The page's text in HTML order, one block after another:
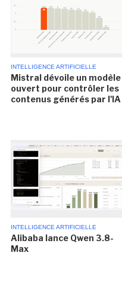
INTELLIGENCE ARTIFICIELLE
Mistral dévoile un modèle
ouvert pour contrôler les
contenus générés par l'IA
INTELLIGENCE ARTIFICIELLE
Alibaba lance Qwen 3.8-
Max